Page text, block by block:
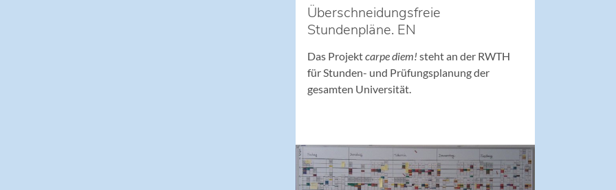
Überschneidungsfreie
Stundenpläne. EN
Das Projektcarpe diem! steht an der RWTH
für Stunden- und Prüfungsplanung der
gesamten Universität.